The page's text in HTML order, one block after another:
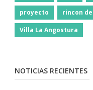
proyecto rincon
Villa La Angostura
NOTICIAS RECIENTES